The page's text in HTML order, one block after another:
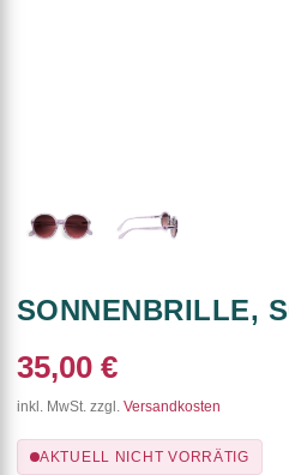
SONNENBRILLE,
35,00 €
inkl. MwSt. zzgl. Versandkosten
AKTUELL NICHT VORRÄTIG